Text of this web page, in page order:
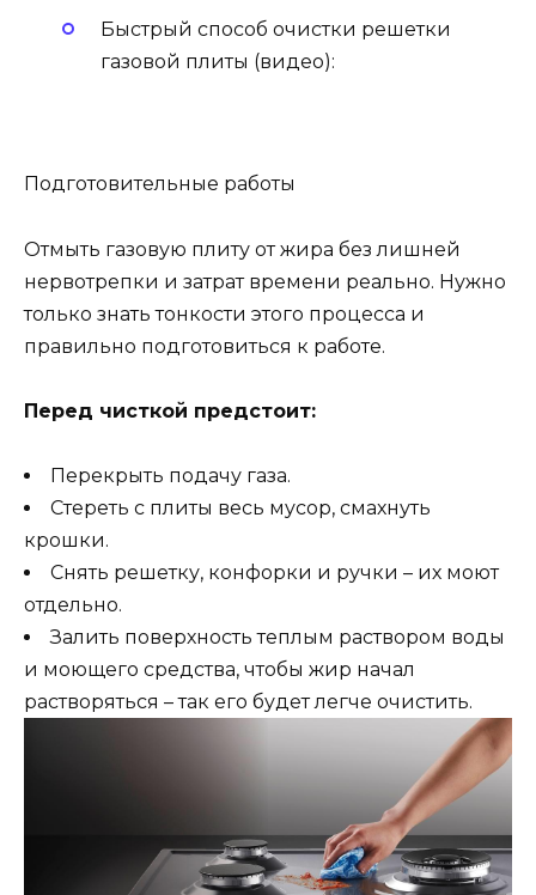
Быстрый способ очистки решетки
газовой плиты (видео):
Подготовительные работы
Отмыть газовую плиту от жира без лишней
нервотрепки и затрат времени реально. Нужно
только знать тонкости этого процесса и
правильно подготовиться к работе.
Перед чисткой предстоит:
Перекрыть подачу газа.
Стереть с плиты весь мусор, смахнуть
крошки.
Снять решетку, конфорки и ручки – их моют
отдельно.
Залить поверхность теплым раствором воды
и моющего средства, чтобы жир начал
растворяться – так его будет легче очистить.